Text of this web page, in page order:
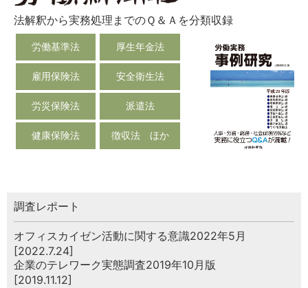
法解釈から実務処理までのＱ＆Ａを分類収録
労働基準法 厚生年金法
雇用保険法 安全衛生法
労災保険法 派遣法
健康保険法 徴収法 ほか
調査レポート
オフィスカイゼン活動に関する意識2022年5月
[2022.7.24]
企業のテレワーク実態調査2019年10月版
[2019.11.12]